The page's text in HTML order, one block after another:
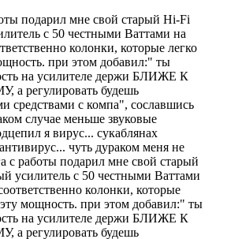
подарил мне свой старый Hi-Fi
с 50 честными Ваттами на
колонки, которые легко
при этом добавил:" ты
на усилителе держи БЛИЖЕ К
регулировать будешь
средствами с компа", сославшись
случае меньше звуковые
я вирус... сукаблянах
чуть дураком меня не
с работы подарил мне свой старый
усилитель с 50 честными Ваттами
колонки, которые
мощность. при этом добавил:" ты
на усилителе держи БЛИЖЕ К
регулировать будешь